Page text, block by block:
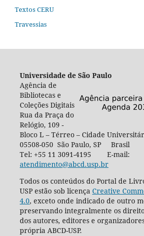
Textos CERU
Travessias
Universidade de São Paulo
Agência de
Bibliotecas e
Coleções Digitais
Rua da Praça do
Relógio, 109 -
Bloco L – Térreo – Cidade
05508-050 São Paulo, SP Brasil
Tel: +55 11 3091-4195 E-mail:
atendimento@abcd.usp.br
Todos os conteúdos do Portal de
USP estão sob licença Creative
4.0, exceto onde indicado de outro
preservando integralmente os
dos autores, editores e
própria ABCD-USP.